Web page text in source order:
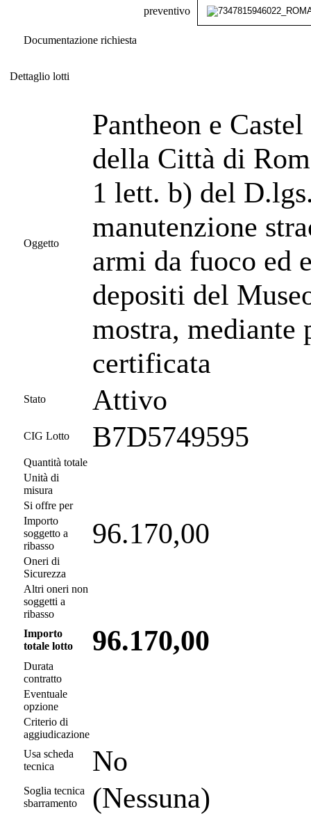
preventivo
Documentazione richiesta
Dettaglio lotti
Oggetto
Pantheon e
della Città di
1 lett. b) del
manutenzione
armi da fuoco ed
depositi del
mostra, mediante
certificata
Stato Attivo
CIG Lotto B7D5749595
Quantità totale
Unità di
misura
Si offre per
Importo
soggetto a
ribasso
96.170,00
Oneri di
Sicurezza
Altri oneri non
soggetti a
ribasso
Importo
totale lotto
96.170,00
Durata
contratto
Eventuale
opzione
Criterio di
aggiudicazione
Usa scheda
tecnica
No
Soglia tecnica
sbarramento
(Nessuna)